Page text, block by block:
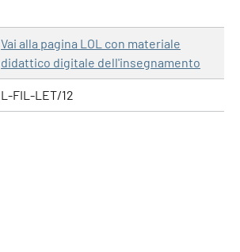
Vai alla pagina LOL con materiale
didattico digitale dell'insegnamento
L-FIL-LET/12